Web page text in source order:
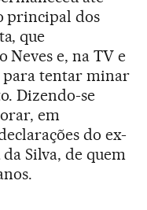
principal dos
que
e, na TV e
para tentar minar
Dizendo-se
em
do ex-
Silva, de quem